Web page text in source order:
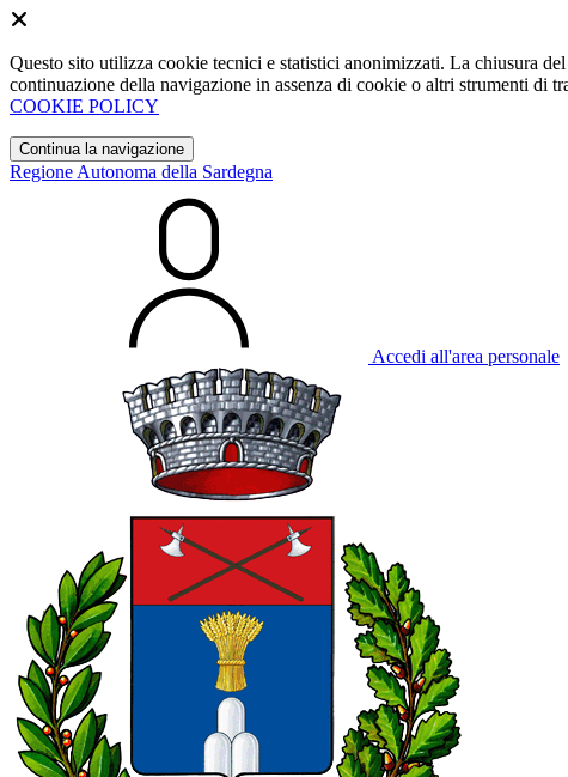
Questo sito utilizza cookie tecnici e statistici anonimizzati. La chiusura
continuazione della navigazione in assenza di cookie o altri strumenti di
COOKIE POLICY
Continua la navigazione
Regione Autonoma della Sardegna
Accedi all'area personale